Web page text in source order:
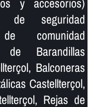
y accesorios)
de seguridad
comunidad
de Barandillas
Balconeras
Castellterçol,
Rejas de